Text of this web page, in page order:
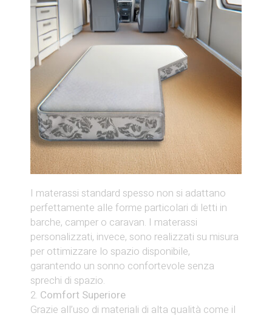
I materassi standard spesso non si adattano
perfettamente alle forme particolari di letti in
barche, camper o caravan. I materassi
personalizzati, invece, sono realizzati su misura
per ottimizzare lo spazio disponibile,
garantendo un sonno confortevole senza
sprechi di spazio.
Comfort Superiore
Grazie all’uso di materiali di alta qualità come il